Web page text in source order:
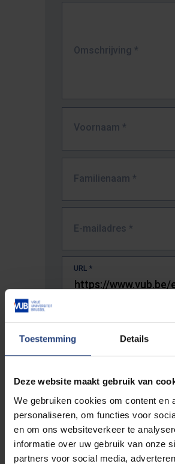
Toestemming Details
Deze website maakt gebruik van
We gebruiken cookies om content en
personaliseren, om functies voor
en om ons websiteverkeer te
informatie over uw gebruik van onze
partners voor social media,
Omschrijving *
Voornaam *
Familienaam *
E-mailadres *
URL *
De volledige URL van de pagina